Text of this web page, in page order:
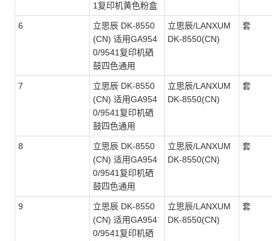
1复印机黄色粉盒
6
立思辰 DK-8550
(CN) 适用GA954
0/9541复印机硒
鼓四色通用
立思辰/LANXUM
DK-8550(CN)
套
7
立思辰 DK-8550
(CN) 适用GA954
0/9541复印机硒
鼓四色通用
立思辰/LANXUM
DK-8550(CN)
套
8
立思辰 DK-8550
(CN) 适用GA954
0/9541复印机硒
鼓四色通用
立思辰/LANXUM
DK-8550(CN)
套
9
立思辰 DK-8550
(CN) 适用GA954
0/9541复印机硒
立思辰/LANXUM
DK-8550(CN)
套